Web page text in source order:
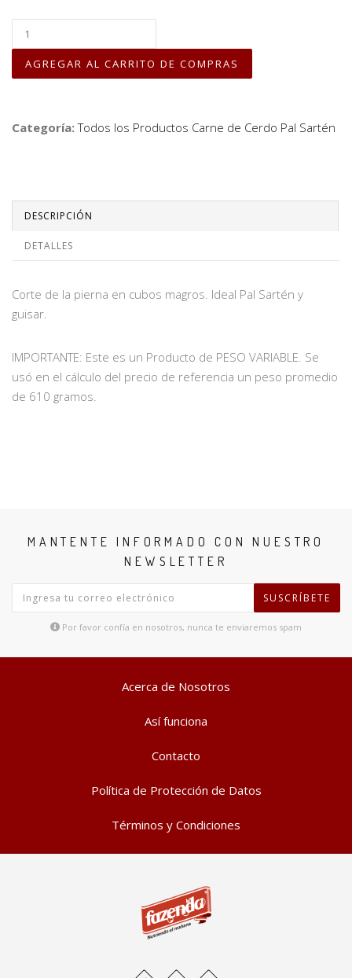
Categoría:Todos los Productos Carne de Cerdo Pal Sartén
DESCRIPCIÓN
DETALLES
Corte de la pierna en cubos magros. Ideal Pal Sartén y
guisar.
IMPORTANTE: Este es un Producto de PESO VARIABLE. Se
usó en el cálculo del precio de referencia un peso promedio
de 610 gramos.
MANTENTE INFORMADO CON NUESTRO
NEWSLETTER
SUSCRÍBETE
Por favor confía en nosotros, nunca te enviaremos spam
Acerca de Nosotros
Así funciona
Contacto
Política de Protección de Datos
Términos y Condiciones